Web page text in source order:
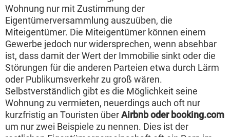
Wohnung nur mit Zustimmung der
Eigentümerversammlung auszuüben, die
Miteigentümer. Die Miteigentümer können einem
Gewerbe jedoch nur widersprechen, wenn absehbar
ist, dass damit der Wert der Immobilie sinkt oder die
Störungen für die anderen Parteien etwa durch Lärm
oder Publikumsverkehr zu groß wären.
Selbstverständlich gibt es die Möglichkeit seine
Wohnung zu vermieten, neuerdings auch oft nur
kurzfristig an Touristen überAirbnb oder booking.com
um nur zwei Beispiele zu nennen. Dies ist der